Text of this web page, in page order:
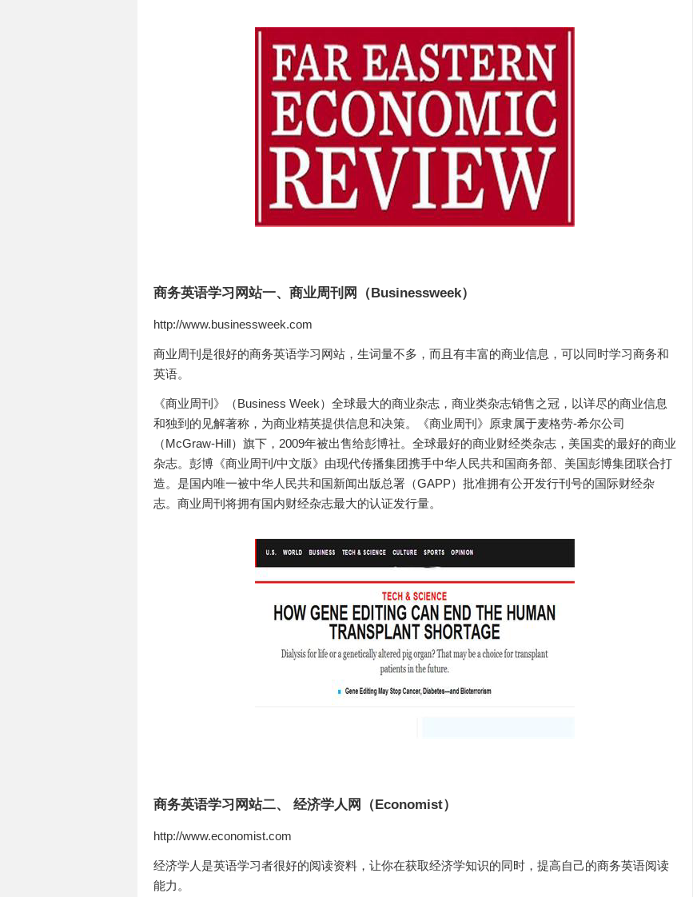
商务英语学习网站一、商业周刊网（Businessweek）
http://www.businessweek.com
商业周刊是很好的商务英语学习网站，生词量不多，而且有丰富的商业信息，可以同时学习商务和
英语。
《商业周刊》（Business Week）全球最大的商业杂志，商业类杂志销售之冠，以详尽的商业信息
和独到的见解著称，为商业精英提供信息和决策。《商业周刊》原隶属于麦格劳-希尔公司
（McGraw-Hill）旗下，2009年被出售给彭博社。全球最好的商业财经类杂志，美国卖的最好的商业
杂志。彭博《商业周刊/中文版》由现代传播集团携手中华人民共和国商务部、美国彭博集团联合打
造。是国内唯一被中华人民共和国新闻出版总署（GAPP）批准拥有公开发行刊号的国际财经杂
志。商业周刊将拥有国内财经杂志最大的认证发行量。
商务英语学习网站二、 经济学人网（Economist）
http://www.economist.com
经济学人是英语学习者很好的阅读资料，让你在获取经济学知识的同时，提高自己的商务英语阅读
能力。